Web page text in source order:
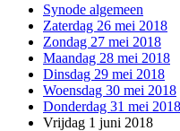
Synode algemeen
Zaterdag 26 mei 2018
Zondag 27 mei 2018
Maandag 28 mei 2018
Dinsdag 29 mei 2018
Woensdag 30 mei 2018
Donderdag 31 mei 2018
Vrijdag 1 juni 2018